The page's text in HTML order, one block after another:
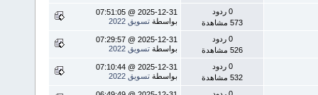
0 ردود
573 مشاهدة
2025-12-31 @ 07:51:05
بواسطة تسويق 2022
0 ردود
526 مشاهدة
2025-12-31 @ 07:29:57
بواسطة تسويق 2022
0 ردود
532 مشاهدة
2025-12-31 @ 07:10:44
بواسطة تسويق 2022
0 ردود